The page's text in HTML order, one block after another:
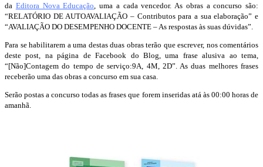
da Editora Nova Educação , uma a cada vencedor. As obras a concurso são:
“RELATÓRIO DE AUTOAVALIAÇÃO – Contributos para a sua elaboração” e
“AVALIAÇÃO DO DESEMPENHO DOCENTE – As respostas às suas dúvidas”.
Para se habilitarem a uma destas duas obras terão que escrever, nos comentários
deste post, na página de Facebook do Blog, uma frase alusiva ao tema,
“[Não]Contagem do tempo de serviço:9A, 4M, 2D”. As duas melhores frases
receberão uma das obras a concurso em sua casa.
Serão postas a concurso todas as frases que forem inseridas atá às 00:00 horas de
amanhã.